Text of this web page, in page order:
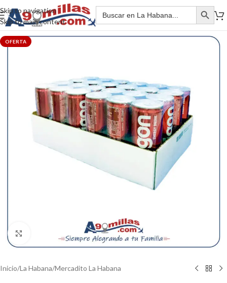
Skip to navigation
Skip to main content
OFERTA
Inicio/La Habana/Mercadito La Habana